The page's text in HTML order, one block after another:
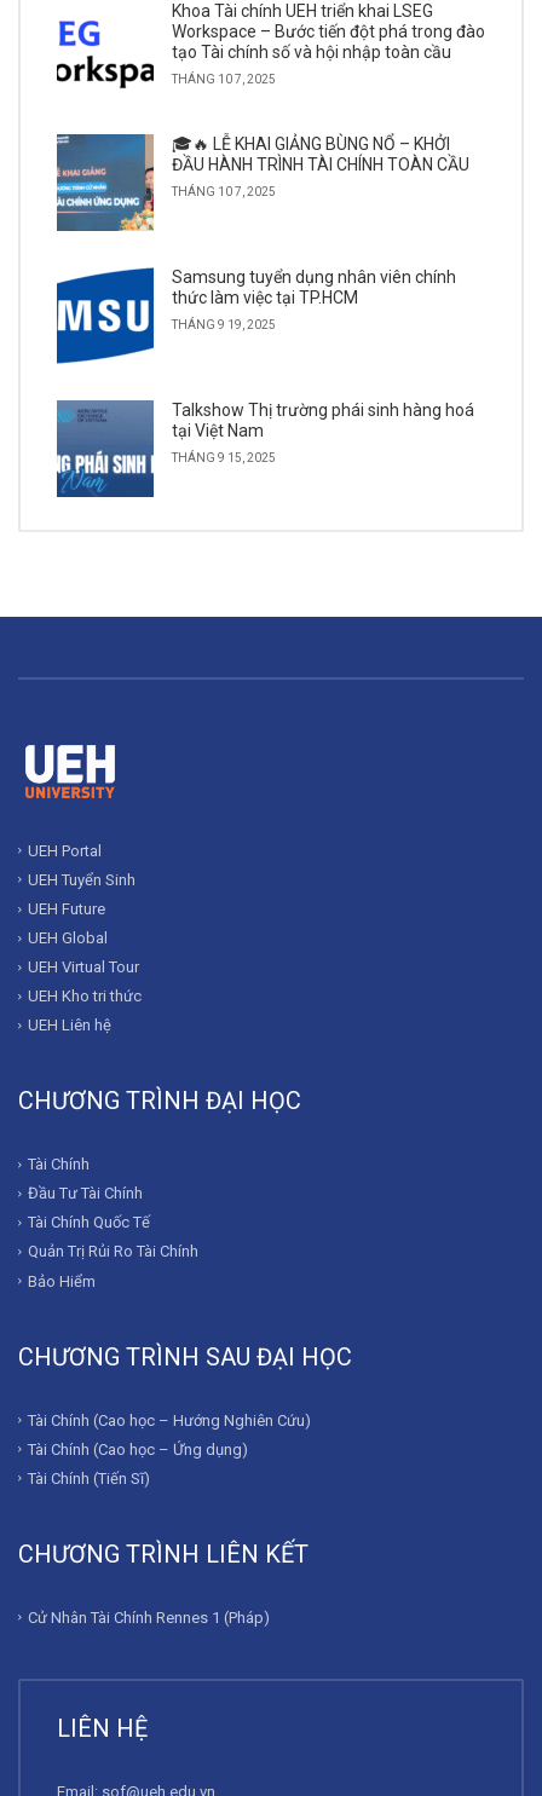
Khoa Tài chính UEH triển khai LSEG
Workspace – Bước tiến đột phá trong đào
tạo Tài chính số và hội nhập toàn cầu
THÁNG 10 7, 2025
🎓🔥 LỄ KHAI GIẢNG BÙNG NỔ – KHỞI
ĐẦU HÀNH TRÌNH TÀI CHÍNH TOÀN CẦU
THÁNG 10 7, 2025
Samsung tuyển dụng nhân viên chính
thức làm việc tại TP.HCM
THÁNG 9 19, 2025
Talkshow Thị trường phái sinh hàng hoá
tại Việt Nam
THÁNG 9 15, 2025
UEH Portal
UEH Tuyển Sinh
UEH Future
UEH Global
UEH Virtual Tour
UEH Kho tri thức
UEH Liên hệ
CHƯƠNG TRÌNH ĐẠI HỌC
Tài Chính
Đầu Tư Tài Chính
Tài Chính Quốc Tế
Quản Trị Rủi Ro Tài Chính
Bảo Hiểm
CHƯƠNG TRÌNH SAU ĐẠI HỌC
Tài Chính (Cao học – Hướng Nghiên Cứu)
Tài Chính (Cao học – Ứng dụng)
Tài Chính (Tiến Sĩ)
CHƯƠNG TRÌNH LIÊN KẾT
Cử Nhân Tài Chính Rennes 1 (Pháp)
LIÊN HỆ
Email: sof@ueh.edu.vn